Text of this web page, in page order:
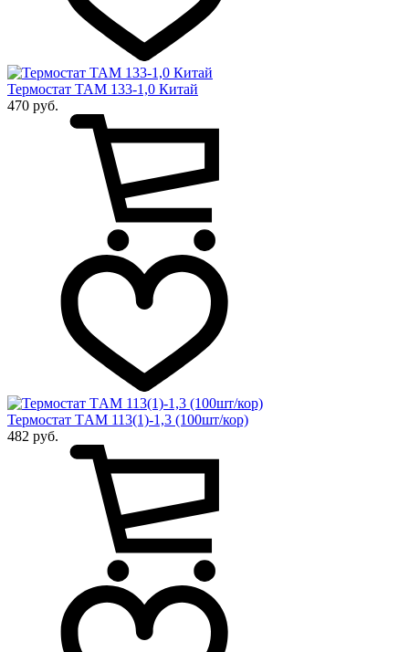
Термостат ТАМ 133-1,0 Китай
470 руб.
Термостат ТAM 113(1)-1,3 (100шт/кор)
482 руб.